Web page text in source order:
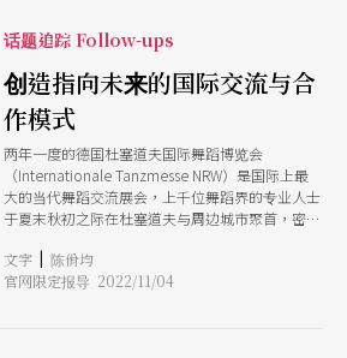
goed亦有「财产」之意）。剧团10位担任不同岗
位的成员在集结之初，本来是个诗社，所以他们在
命名上藉一个双关语，便犀利颠覆动人经验与资本
交易两种截然不同想像范畴之间的壁垒，形成期待
上的摩擦与翻转，也就有迹可循了。 至于剧名，
drawn onward to new erA（《我们不就正在迈向
新时代》）。演出也如标题一般，可以顺叙也可以
倒叙。「因为有些人相信人类在进步，有些人则持
相反意见。有些人觉得世界要毁灭了，有些人觉得
那只是末日论者的说词。无论谁对谁错，在我们追
求进步的过程中，已经造成我们生存世界的巨大改
变。」剧团这样描述这个作品。
话题追踪 Follow-ups
创造指向未来的国际交流与合
作模式
两年一度的德国杜塞道夫国际舞蹈博览会
（Internationale Tanzmesse NRW）是国际上最
大的当代舞蹈交流展会，上千位舞蹈界的专业人士
于夏末秋初之际在杜塞道夫与周边城市聚首，密集
作业务上的串联，台湾过去10年来亦届届参与。在
睽违两年后，今年（2022/8/31～9/3）首度在疫情
文字 | 陈佾均
官网限定报导 2022/11/04